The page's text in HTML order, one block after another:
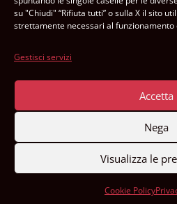
su "Chiudi" “Rifiuta tutti” o sulla X il sito
strettamente necessari al funzionamento
Gestisci servizi
Accetta
Nega
Visualizza le
Cookie Policy
Instagram
LinkedIn